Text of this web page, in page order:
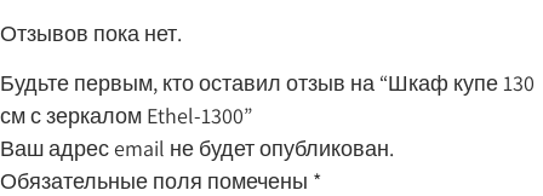
Отзывов пока нет.
Будьте первым, кто оставил отзыв на “Шкаф купе 130
см с зеркалом Ethel-1300”
Ваш адрес email не будет опубликован.
Обязательные поля помечены *